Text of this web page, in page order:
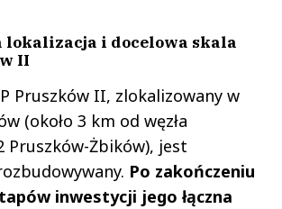
i docelowa skala
II
Pruszków II, zlokalizowany w
(około 3 km od węzła
Pruszków-Żbików), jest
Po zakończeniu
inwestycji jego łączna